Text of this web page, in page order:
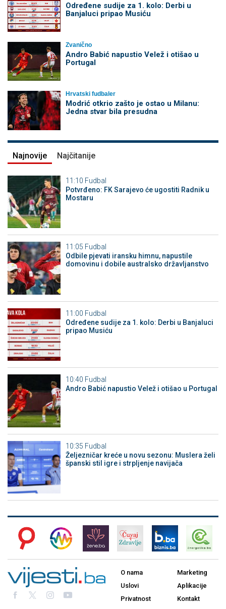
Određene sudije za 1. kolo: Derbi u
Banjaluci pripao Musiću
Zvanično
Andro Babić napustio Velež i otišao u
Portugal
Hrvatski fudbaler
Modrić otkrio zašto je ostao u Milanu:
Jedna stvar bila presudna
Najnovije Najčitanije
11:10 Fudbal
Potvrđeno: FK Sarajevo će ugostiti Radnik u
Mostaru
11:05 Fudbal
Odbile pjevati iransku himnu, napustile
domovinu i dobile australsko državljanstvo
11:00 Fudbal
Određene sudije za 1. kolo: Derbi u Banjaluci
pripao Musiću
10:40 Fudbal
Andro Babić napustio Velež i otišao u Portugal
10:35 Fudbal
Željezničar kreće u novu sezonu: Muslera želi
španski stil igre i strpljenje navijača
O nama
Uslovi
Privatnost
Marketing
Aplikacije
Kontakt